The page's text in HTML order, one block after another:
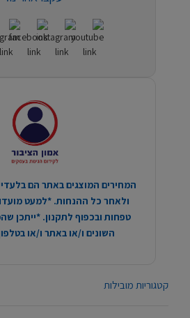
קטגוריות מובילות
המחירים המוצגים באתר הם
ולאחר כל ההנחות. *למעט
טפחות ובכפוף לתקנון. *ייתכן
השונים ו/או באתר ו/או